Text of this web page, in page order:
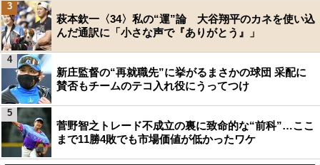
萩本欽一〈34〉私の“運”論 大谷翔平のカネを使い込
んだ通訳に「小さな声で『ありがとう』」
3
新庄監督の“再就職先”に挙がるまさかの球団 采配に
賛否もチームのテコ入れ役にうってつけ
4
菅野智之トレード不成立の裏に致命的な“前科”…ここ
まで11勝4敗でも市場価値が低かったワケ
5